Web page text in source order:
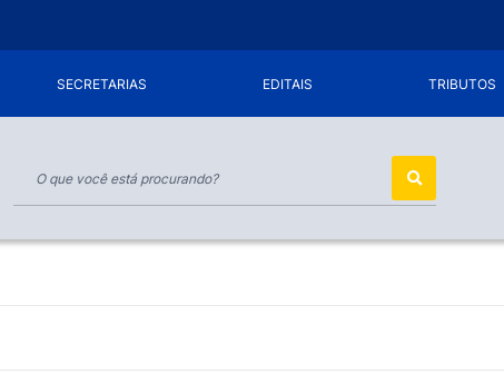
SECRETARIAS EDITAIS TRIBUTOS